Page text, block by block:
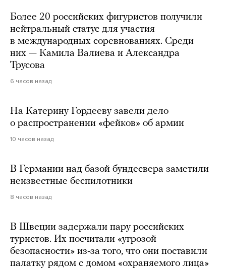
Более 20 российских фигуристов получили
нейтральный статус для участия
в международных соревнованиях. Среди
них — Камила Валиева и Александра
Трусова
6 часов назад
На Катерину Гордееву завели дело
о распространении «фейков» об армии
10 часов назад
В Германии над базой бундесвера заметили
неизвестные беспилотники
8 часов назад
В Швеции задержали пару российских
туристов. Их посчитали «угрозой
безопасности» из-за того, что они поставили
палатку рядом с домом «охраняемого лица»